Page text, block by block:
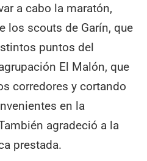
a cabo la maratón,
los scouts de Garín, que
puntos del
El Malón, que
corredores y cortando
en la
agradeció a la
prestada.